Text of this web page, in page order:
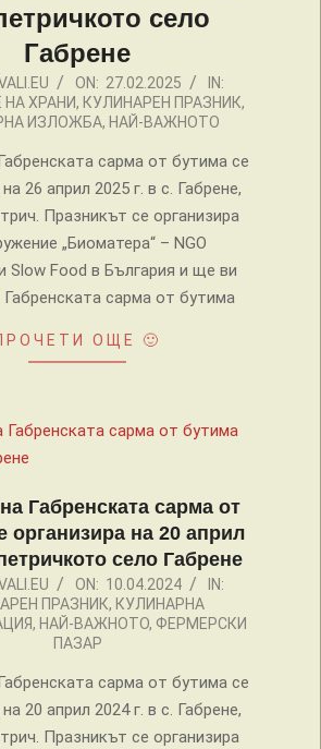
село
Габрене
ON: 27.02.2025
IN:
ХРАНИ, КУЛИНАРЕН ПРАЗНИК,
ИЗЛОЖБА, НАЙ-ВАЖНОТО
сарма от бутима се
26 април 2025 г. в с. Габрене,
Празникът се организира
„Биоматера“ – NGO
Slow Food в България и ще ви
сарма от бутима
ОЩЕ 🙂
Габренската сарма от
организира на 20 април
село Габрене
ON: 10.04.2024
IN:
ПРАЗНИК, КУЛИНАРНА
, НАЙ-ВАЖНОТО, ФЕРМЕРСКИ
ПАЗАР
сарма от бутима се
20 април 2024 г. в с. Габрене,
Празникът се организира